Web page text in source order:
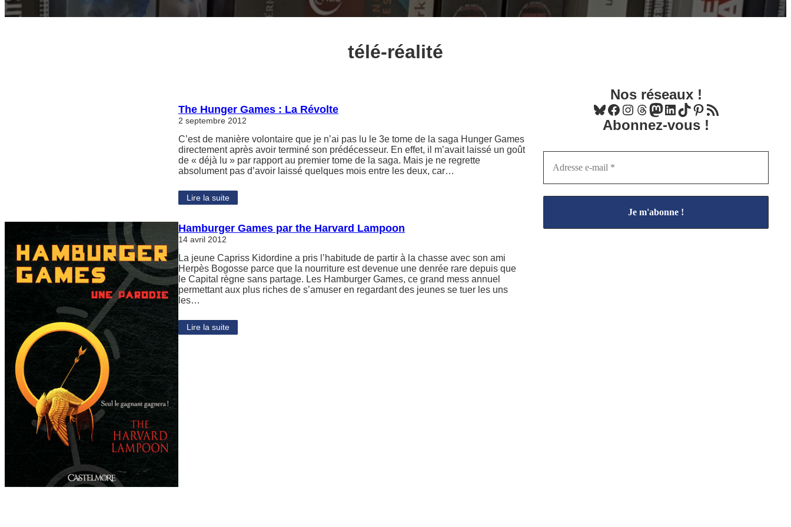
télé-réalité
The Hunger Games : La Révolte
2 septembre 2012
C’est de manière volontaire que je n’ai pas lu le 3e tome de la saga Hunger Games
directement après avoir terminé son prédécesseur. En effet, il m’avait laissé un goût
de « déjà lu » par rapport au premier tome de la saga. Mais je ne regrette
absolument pas d’avoir laissé quelques mois entre les deux, car…
Lire la suite
Hamburger Games par the Harvard Lampoon
14 avril 2012
La jeune Capriss Kidordine a pris l’habitude de partir à la chasse avec son ami
Herpès Bogosse parce que la nourriture est devenue une denrée rare depuis que
le Capital règne sans partage. Les Hamburger Games, ce grand mess annuel
permettant aux plus riches de s’amuser en regardant des jeunes se tuer les uns
les…
Lire la suite
Nos réseaux !
Bluesky Facebook Instagram Threads Mastodon LinkedIn TikTok Pinterest
Flux RSS
Abonnez-vous !